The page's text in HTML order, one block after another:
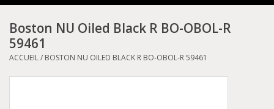
Converse
Kickers
Birkenstock
Boston NU Oiled Black R BO-OBOL-R
59461
ACCUEIL/ BOSTON NU OILED BLACK R BO-OBOL-R 59461